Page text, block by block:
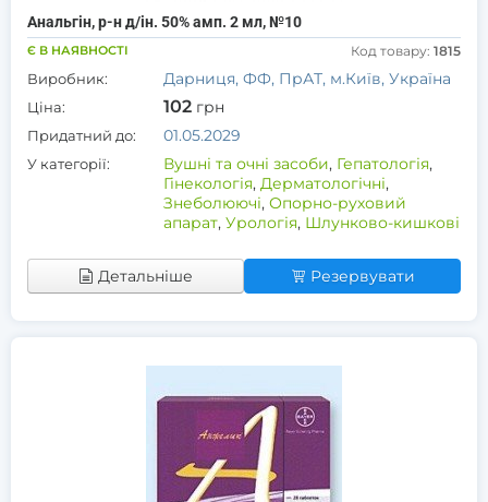
Анальгін, р-н д/ін. 50% амп. 2 мл, №10
Є В НАЯВНОСТІ Код товару: 1815
Виробник: Дарниця, ФФ, ПрАТ, м.Київ, Україна
Ціна: 102 грн
Придатний до: 01.05.2029
У категорії: Вушні та очні засоби, Гепатологія,
Гінекологія, Дерматологічні,
Знеболюючі, Опорно-руховий
апарат, Урологія, Шлунково-кишкові
Детальніше Резервувати